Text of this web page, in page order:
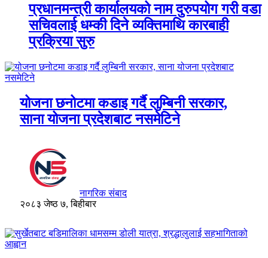
प्रधानमन्त्री कार्यालयको नाम दुरुपयोग गरी वडा
सचिवलाई धम्की दिने व्यक्तिमाथि कारबाही
प्रक्रिया सुरु
योजना छनोटमा कडाइ गर्दै लुम्बिनी सरकार,
साना योजना प्रदेशबाट नसमेटिने
नागरिक संबाद
२०८३ जेष्ठ ७, बिहीबार